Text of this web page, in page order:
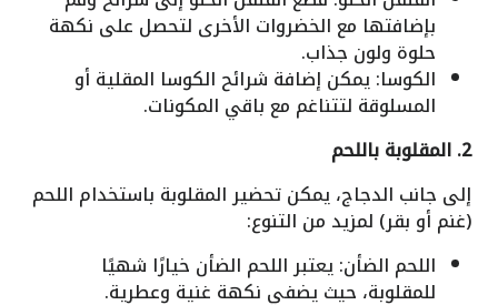
بإضافتها مع الخضروات الأخرى لتحصل على نكهة
حلوة ولون جذاب.
الكوسا: يمكن إضافة شرائح الكوسا المقلية أو
المسلوقة لتتناغم مع باقي المكونات.
2. المقلوبة باللحم
إلى جانب الدجاج، يمكن تحضير المقلوبة باستخدام اللحم
(غنم أو بقر) لمزيد من التنوع:
اللحم الضأن: يعتبر اللحم الضأن خيارًا شهيًا
للمقلوبة، حيث يضفي نكهة غنية وعطرية.